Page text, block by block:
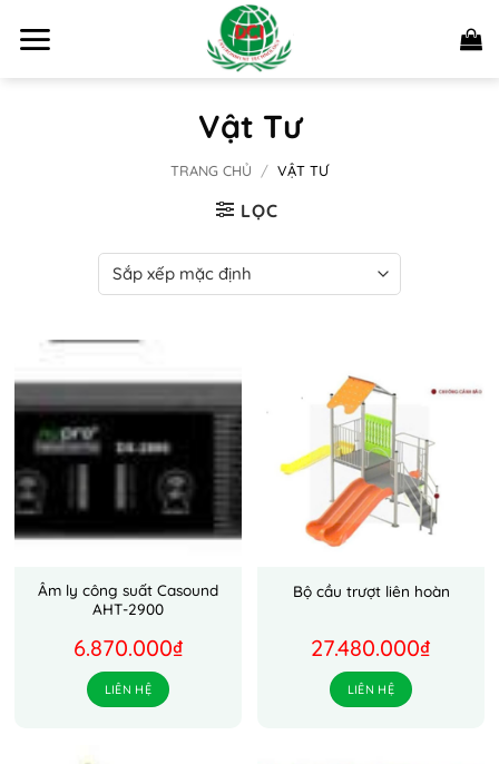
qua
Vật Tư
TRANG CHỦ / VẬT TƯ
LỌC
Âm ly công suất Casound
AHT-2900
6.870.000₫
LIÊN HỆ
Bộ cầu trượt liên hoàn
27.480.000₫
LIÊN HỆ